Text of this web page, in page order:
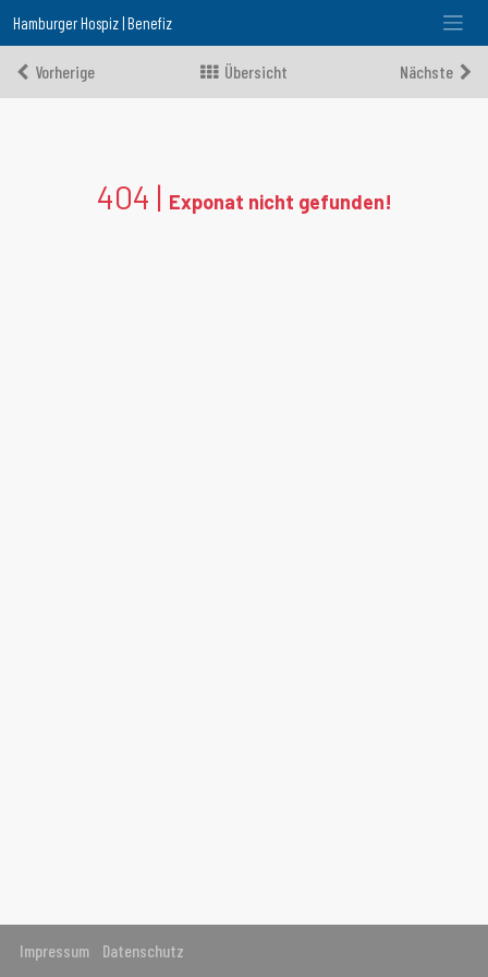
Hamburger Hospiz | Benefiz
Vorherige Übersicht Nächste
404 | Exponat nicht gefunden!
Impressum Datenschutz